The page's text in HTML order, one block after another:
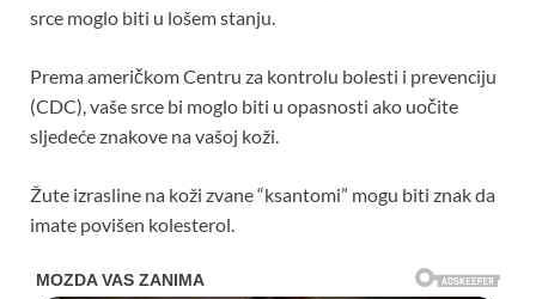
srce moglo biti u lošem stanju.
Prema američkom Centru za kontrolu bolesti i prevenciju
(CDC), vaše srce bi moglo biti u opasnosti ako uočite
sljedeće znakove na vašoj koži.
Žute izrasline na koži zvane “ksantomi” mogu biti znak da
imate povišen kolesterol.